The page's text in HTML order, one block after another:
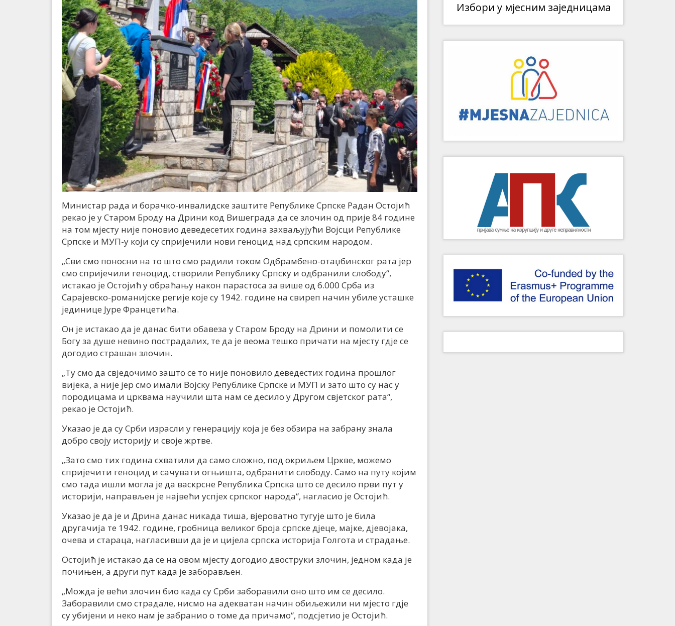
Министар рада и борачко-инвалидске заштите Републике Српске Радан Остојић
рекао је у Старом Броду на Дрини код Вишеграда да се злочин од прије 84 године
на том мјесту није поновио деведесетих година захваљујући Војсци Републике
Српске и МУП-у који су спријечили нови геноцид над српским народом.
„Сви смо поносни на то што смо радили током Одбрамбено-отаџбинског рата јер
смо спријечили геноцид, створили Републику Српску и одбранили слободу“,
истакао је Остојић у обраћању након парастоса за више од 6.000 Срба из
Сарајевско-романијске регије које су 1942. године на свиреп начин убиле усташке
јединице Јуре Францетића.
Он је истакао да је данас бити обавеза у Старом Броду на Дрини и помолити се
Богу за душе невино пострадалих, те да је веома тешко причати на мјесту гд‌је се
догодио страшан злочин.
„Ту смо да свједочимо зашто се то није поновило деведестих година прошлог
вијека, а није јер смо имали Војску Републике Српске и МУП и зато што су нас у
породицама и црквама научили шта нам се десило у Другом свјетског рата“,
рекао је Остојић.
Указао је да су Срби израсли у генерацију која је без обзира на забрану знала
добро своју историју и своје жртве.
„Зато смо тих година схватили да само сложно, под окриљем Цркве, можемо
спријечити геноцид и сачувати огњишта, одбранити слободу. Само на путу којим
смо тада ишли могла је да васкрсне Република Српска што се десило први пут у
историји, направљен је највећи успјех српског народа“, нагласио је Остојић.
Указао је да је и Дрина данас никада тиша, вјероватно тугује што је била
другачија те 1942. године, гробница великог броја српске д‌јеце, мајке, д‌јевојака,
очева и стараца, нагласивши да је и цијела српска историја Голгота и страдање.
Остојић је истакао да се на овом мјесту догодио двоструки злочин, једном када је
почињен, а други пут када је заборављен.
„Можда је већи злочин био када су Срби заборавили оно што им се десило.
Заборавили смо страдале, нисмо на адекватан начин обиљежили ни мјесто гд‌је
су убијени и неко нам је забранио о томе да причамо“, подсјетио је Остојић.
Избори у мјесним заједницама